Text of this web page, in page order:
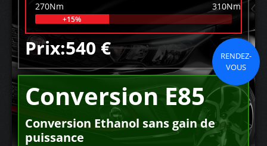
270Nm 310Nm
+15%
Prix:540 €
RENDEZ-
VOUS
Conversion E85
Conversion Ethanol sans gain de
puissance